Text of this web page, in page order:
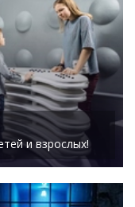
и взрослых!